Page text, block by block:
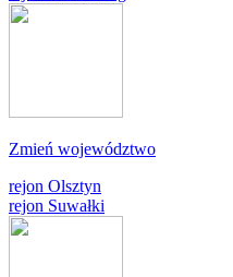
Zmień województwo
rejon Olsztyn
rejon Suwałki